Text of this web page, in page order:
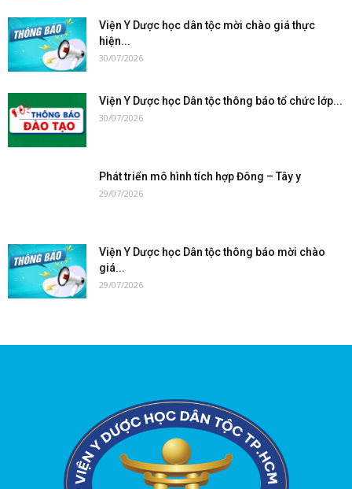
Viện Y Dược học dân tộc mời chào giá thực
hiện...
30/07/2026
Viện Y Dược học Dân tộc thông báo tổ chức lớp...
30/07/2026
Phát triển mô hình tích hợp Đông – Tây y
29/07/2026
Viện Y Dược học Dân tộc thông báo mời chào
giá...
29/07/2026